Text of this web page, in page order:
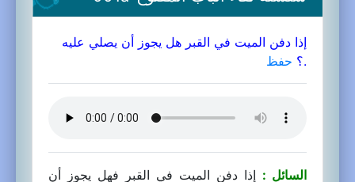
إذا دفن الميت في القبر هل يجوز أن يصلي عليه
.؟ حفظ
السائل : إذا دفن الميت في القبر فهل يجوز أن